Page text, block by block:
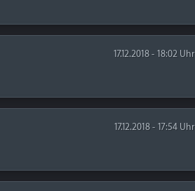
17.12.2018 - 18:02 Uhr
17.12.2018 - 17:54 Uhr